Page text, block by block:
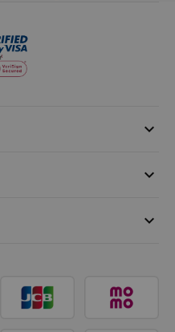
keyboard_arrow_down
keyboard_arrow_down
keyboard_arrow_down